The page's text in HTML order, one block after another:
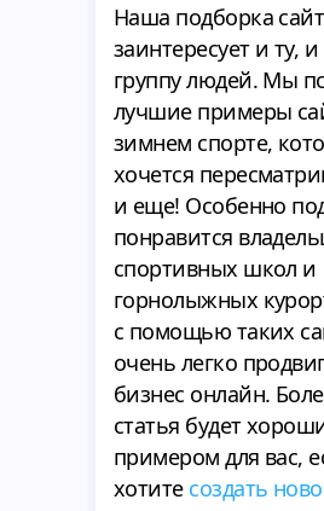
Наша подборка
заинтересует и ту,
группу людей. Мы
лучшие примеры
зимнем спорте,
хочется
и еще! Особенно
понравится
спортивных школ и
горнолыжных
с помощью таких
очень легко
бизнес онлайн.
статья будет
примером для вас,
хотите создать